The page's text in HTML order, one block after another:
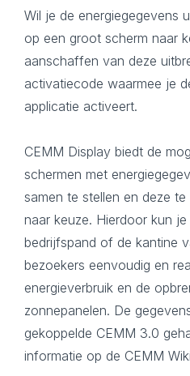
Wil je de energiegegevens
op een groot scherm naar
aanschaffen van deze
activatiecode waarmee je
applicatie activeert.
CEMM Display biedt de
schermen met
samen te stellen en deze
naar keuze. Hierdoor kun
bedrijfspand of de kantine
bezoekers eenvoudig en
energieverbruik en de
zonnepanelen. De
gekoppelde CEMM 3.0
informatie op de CEMM Wiki